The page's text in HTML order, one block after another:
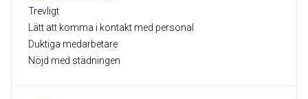
Trevligt
Lätt att komma i kontakt med personal
Duktiga medarbetare
Nöjd med städningen